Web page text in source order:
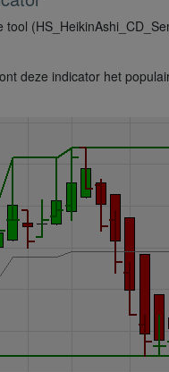
tool
deze indicator het